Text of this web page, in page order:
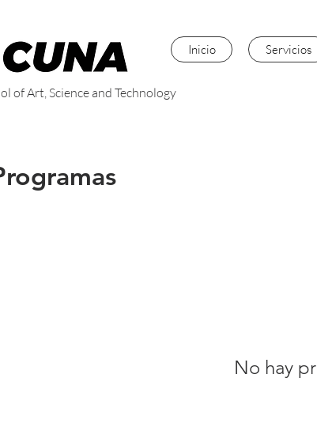
Inicio Servicios
of Art, Science and Technology
No hay